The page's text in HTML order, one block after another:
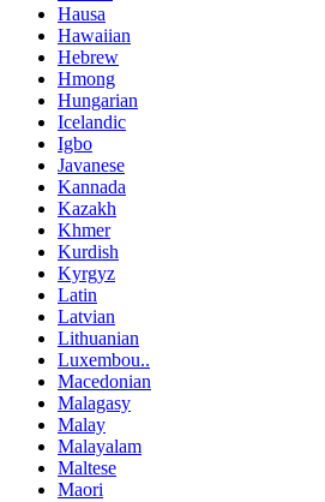
Hausa
Hawaiian
Hebrew
Hmong
Hungarian
Icelandic
Igbo
Javanese
Kannada
Kazakh
Khmer
Kurdish
Kyrgyz
Latin
Latvian
Lithuanian
Luxembou..
Macedonian
Malagasy
Malay
Malayalam
Maltese
Maori